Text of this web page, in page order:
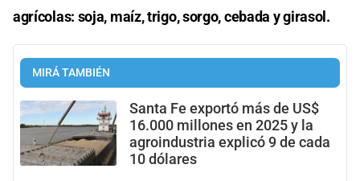
agrícolas: soja, maíz, trigo, sorgo, cebada y girasol.
MIRÁ TAMBIÉN
Santa Fe exportó más de US$
16.000 millones en 2025 y la
agroindustria explicó 9 de cada
10 dólares